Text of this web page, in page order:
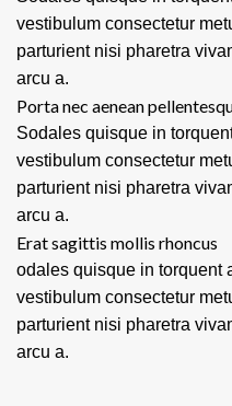
vestibulum consectetur
parturient nisi pharetra
arcu a.
Porta nec aenean
Sodales quisque in
vestibulum consectetur
parturient nisi pharetra
arcu a.
Erat sagittis mollis rhoncus
odales quisque in torquent
vestibulum consectetur
parturient nisi pharetra
arcu a.